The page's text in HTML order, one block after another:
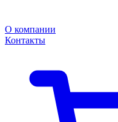
О компании
Контакты